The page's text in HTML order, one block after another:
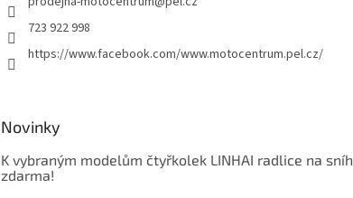
723 922 998
https://www.facebook.com/www.motocentrum.pel.cz/
Novinky
K vybraným modelům čtyřkolek LINHAI radlice na sníh
zdarma!